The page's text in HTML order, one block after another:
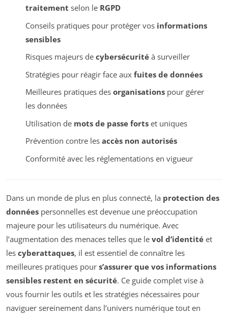
traitement selon le RGPD
Conseils pratiques pour protéger vos informations
sensibles
Risques majeurs de cybersécuritéà surveiller
Stratégies pour réagir face aux fuites de données
Meilleures pratiques des organisationspour gérer
les données
Utilisation de mots de passe fortset uniques
Prévention contre les accès non autorisés
Conformité avec les réglementations en vigueur
Dans un monde de plus en plus connecté, la protection des
données personnelles est devenue une préoccupation
majeure pour les utilisateurs du numérique. Avec
l’augmentation des menaces telles que le vol d’identité et
les cyberattaques, il est essentiel de connaître les
meilleures pratiques pour s’assurer que vos informations
sensibles restent en sécurité. Ce guide complet vise à
vous fournir les outils et les stratégies nécessaires pour
naviguer sereinement dans l’univers numérique tout en